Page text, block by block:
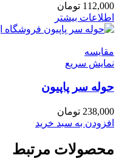
112,000 تومان
اطلاعات بیشتر
مقايسه
نمایش سریع
حوله سر پاپیون
238,000 تومان
افزودن به سبد خرید
محصولات مرتبط